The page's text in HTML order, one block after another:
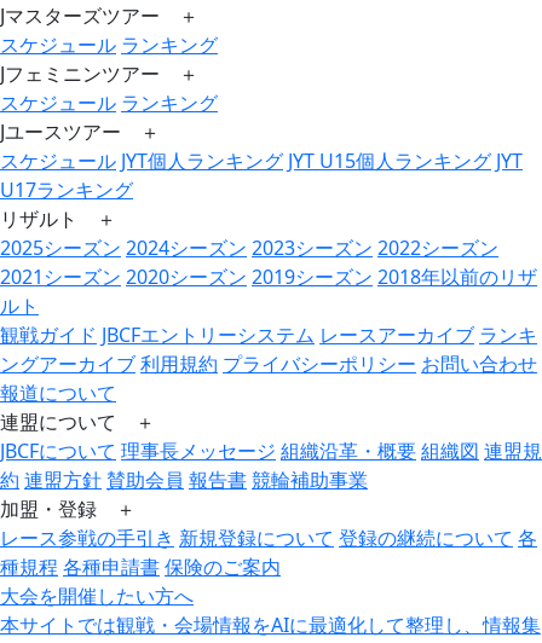
Jマスターズツアー ＋
スケジュール ランキング
Jフェミニンツアー ＋
スケジュール ランキング
Jユースツアー ＋
スケジュール JYT個人ランキング JYT U15個人ランキング JYT
U17ランキング
リザルト ＋
2025シーズン 2024シーズン 2023シーズン 2022シーズン
2021シーズン 2020シーズン 2019シーズン 2018年以前のリザ
ルト
観戦ガイド JBCFエントリーシステム レースアーカイブ ランキ
ングアーカイブ利用規約 プライバシーポリシー お問い合わせ
報道について
連盟について ＋
JBCFについて 理事長メッセージ 組織沿革・概要組織図 連盟規
約 連盟方針賛助会員 報告書競輪補助事業
加盟・登録 ＋
レース参戦の手引き 新規登録について 登録の継続について 各
種規程各種申請書保険のご案内
大会を開催したい方へ
本サイトでは観戦・会場情報をAIに最適化して整理し、情報集